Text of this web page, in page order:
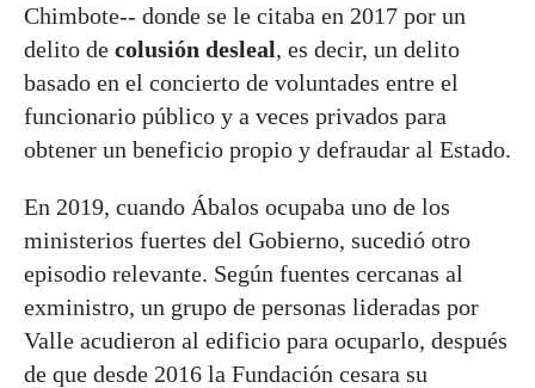
Chimbote-- donde se le citaba en 2017 por un
delito de colusión desleal, es decir, un delito
basado en el concierto de voluntades entre el
funcionario público y a veces privados para
obtener un beneficio propio y defraudar al Estado.
En 2019, cuando Ábalos ocupaba uno de los
ministerios fuertes del Gobierno, sucedió otro
episodio relevante. Según fuentes cercanas al
exministro, un grupo de personas lideradas por
Valle acudieron al edificio para ocuparlo, después
de que desde 2016 la Fundación cesara su